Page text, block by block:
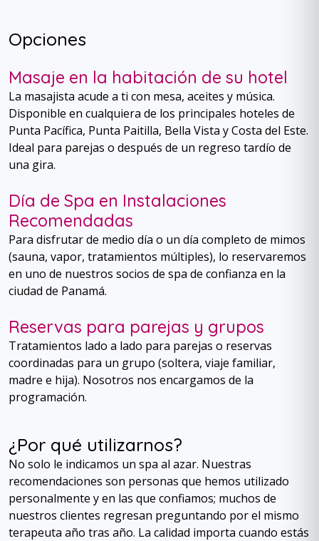
Opciones
Masaje en la habitación de su hotel
La masajista acude a ti con mesa, aceites y música.
Disponible en cualquiera de los principales hoteles de
Punta Pacífica, Punta Paitilla, Bella Vista y Costa del Este.
Ideal para parejas o después de un regreso tardío de
una gira.
Día de Spa en Instalaciones
Recomendadas
Para disfrutar de medio día o un día completo de mimos
(sauna, vapor, tratamientos múltiples), lo reservaremos
en uno de nuestros socios de spa de confianza en la
ciudad de Panamá.
Reservas para parejas y grupos
Tratamientos lado a lado para parejas o reservas
coordinadas para un grupo (soltera, viaje familiar,
madre e hija). Nosotros nos encargamos de la
programación.
¿Por qué utilizarnos?
No solo le indicamos un spa al azar. Nuestras
recomendaciones son personas que hemos utilizado
personalmente y en las que confiamos; muchos de
nuestros clientes regresan preguntando por el mismo
terapeuta año tras año. La calidad importa cuando estás